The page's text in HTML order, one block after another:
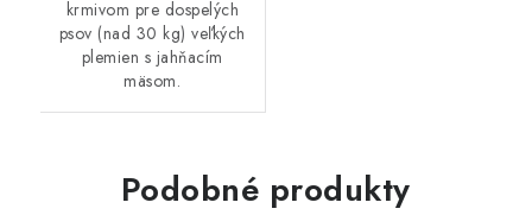
krmivom pre dospelých
psov (nad 30 kg) veľkých
plemien s jahňacím
mäsom.
Podobné produkty